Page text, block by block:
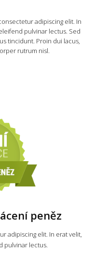
adipiscing elit. In
pulvinar lectus. Sed
tincidunt. Proin dui lacus,
rutrum nisl.
peněz
adipiscing elit. In erat velit,
pulvinar lectus.